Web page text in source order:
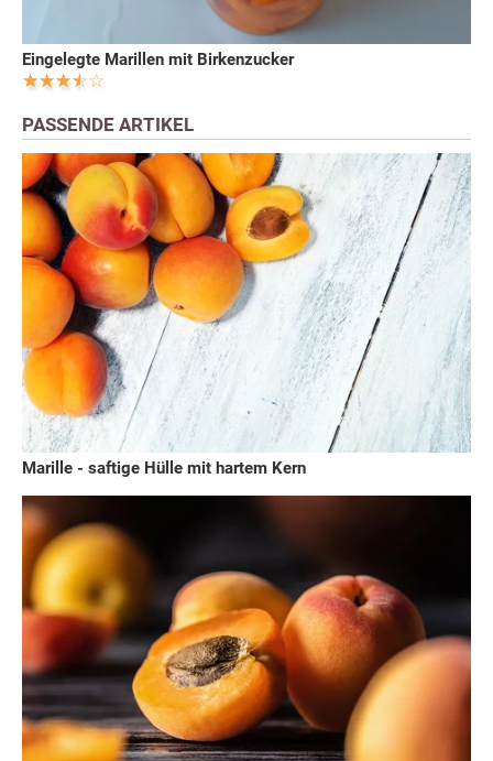
Eingelegte Marillen mit Birkenzucker
PASSENDE ARTIKEL
Marille - saftige Hülle mit hartem Kern